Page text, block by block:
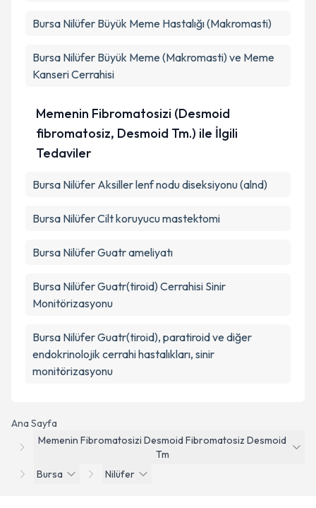
Ana Sayfa
Memenin Fibromatosizi Desmoid Fibromatosiz Desmoid
Tm
Bursa
Nilüfer
Bursa Nilüfer Büyük Meme Hastalığı (Makromasti)
Bursa Nilüfer Büyük Meme (Makromasti) ve Meme
Kanseri Cerrahisi
Memenin Fibromatosizi (Desmoid
fibromatosiz, Desmoid Tm.) ile İlgili
Tedaviler
Bursa Nilüfer Aksiller lenf nodu diseksiyonu (alnd)
Bursa Nilüfer Cilt koruyucu mastektomi
Bursa Nilüfer Guatr ameliyatı
Bursa Nilüfer Guatr(tiroid) Cerrahisi Sinir
Monitörizasyonu
Bursa Nilüfer Guatr(tiroid), paratiroid ve diğer
endokrinolojik cerrahi hastalıkları, sinir
monitörizasyonu